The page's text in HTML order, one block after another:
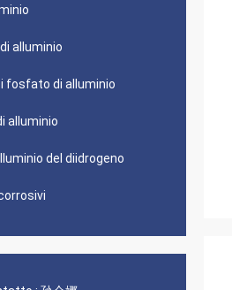
alluminio
fosfato di alluminio
alluminio
del diidrogeno